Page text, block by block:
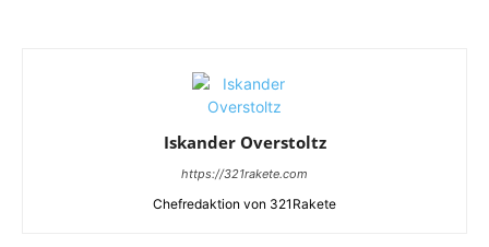
Iskander Overstoltz
https://321rakete.com
Chefredaktion von 321Rakete